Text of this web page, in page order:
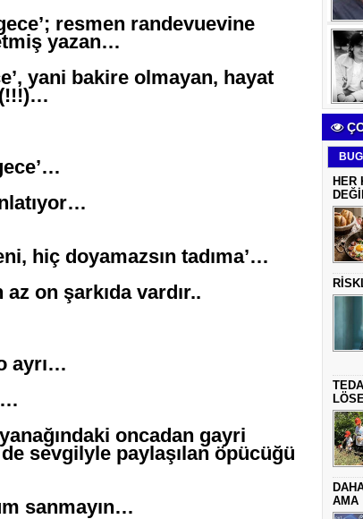
resmen randevuevine
yazan…
yani bakire olmayan, hayat
hiç doyamazsın tadıma’…
on şarkıda vardır..
ayrı…
oncadan gayri
sevgilyle paylaşılan öpücüğü
sanmayın…
HER
AMA